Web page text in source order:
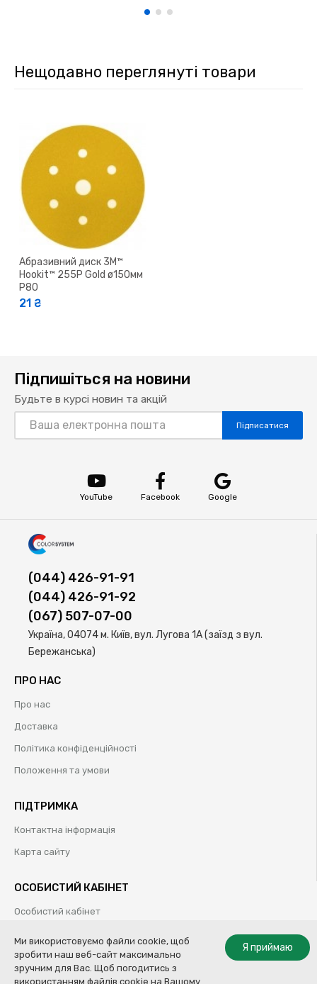
Нещодавно переглянуті товари
Абразивний диск 3M™
Hookit™ 255P Gold ø150мм
P80
21 ₴
Підпишіться на новини
Будьте в курсі новин та акцій
Підписатися
YouTube Facebook Google
(044) 426-91-91
(044) 426-91-92
(067) 507-07-00
Україна, 04074 м. Київ, вул. Лугова 1А (заїзд з вул.
Бережанська)
ПРО НАС
Про нас
Доставка
Політика конфіденційності
Положення та умови
ПІДТРИМКА
Контактна інформація
Карта сайту
ОСОБИСТИЙ КАБІНЕТ
Особистий кабінет
Обрані товари
Я приймаю
Ми використовуємо файли cookie, щоб
зробити наш веб-сайт максимально
зручним для Вас. Щоб погодитись з
використанням файлів cookie на Вашому